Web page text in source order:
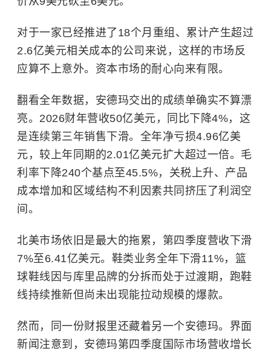
对于一家已经推进了18个月重组、累计产生超过
2.6亿美元相关成本的公司来说，这样的市场反
应算不上意外。资本市场的耐心向来有限。
翻看全年数据，安德玛交出的成绩单确实不算漂
亮。2026财年营收50亿美元，同比下降4%， 这
是连续第三年销售下滑。全年净亏损4.96亿美
元，较上年同期的2.01亿美元扩大超过一倍。毛
利率下降240个基点至45.5%，关税上升、产品
成本增加和区域结构不利因素共同挤压了利润空
间。
北美市场依旧是最大的拖累，第四季度营收下滑
7%至6.41亿美元。鞋类业务全年下滑11%，篮
球鞋线因与库里品牌的分拆而处于过渡期，跑鞋
线持续推新但尚未出现能拉动规模的爆款。
然而，同一份财报里还藏着另一个安德玛。 界面
新闻注意到，安德玛第四季度国际市场营收增长